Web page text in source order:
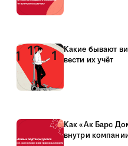
Какие бывают
вести их учёт
Как «Ак Барс
внутри